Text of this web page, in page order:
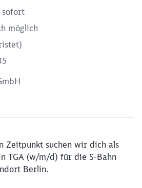
sofort
möglich
Zeitpunkt suchen wir dich als
TGA (w/m/d) für die S-Bahn
Berlin.